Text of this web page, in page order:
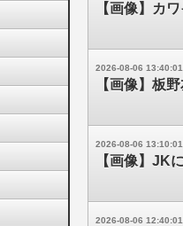
【画像】カ
2026-08-06 13:40:01
【画像】板
2026-08-06 13:10:01
【画像】JK
2026-08-06 12:40:01